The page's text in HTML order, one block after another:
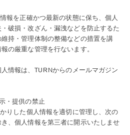
報を正確かつ最新の状態に保ち、個人
破損・改ざん・漏洩などを防止するた
持・管理体制の整備などの措置を講
の厳重な管理を行ないます。
情報は、TURNからのメールマガジン
・提供の禁止
りした個人情報を適切に管理し、次の
、個人情報を第三者に開示いたしませ